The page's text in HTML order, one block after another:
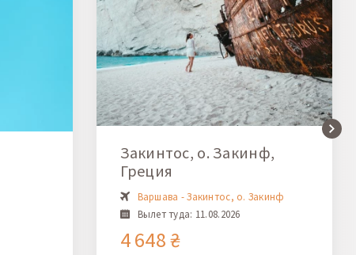
Закинтос, о. Закинф,
Греция
Варшава - Закинтос, о. Закинф
Вылет туда: 11.08.2026
4 648 ₴